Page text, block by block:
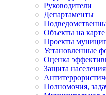
Руководители
Департаменты
Объекты на карте
Проекты
Установленные
Оценка
Защита населения
Полномочия,